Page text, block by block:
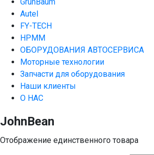
Autel
FY-TECH
HPMM
ОБОРУДОВАНИЯ АВТОСЕРВИСА
Моторные технологии
Запчасти для оборудования
Наши клиенты
О НАС
JohnBean
Отображение единственного товара